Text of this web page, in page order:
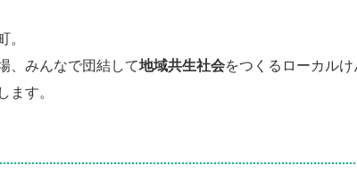
、みんなで団結して地域共生社会をつくるローカルけ
す。